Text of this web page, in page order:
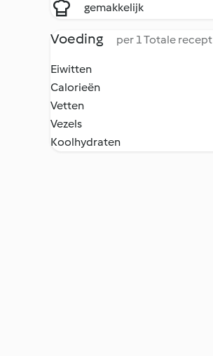
gemakkelijk
Voeding per 1 Totale recept
Eiwitten
Calorieën
Vetten
Vezels
Koolhydraten